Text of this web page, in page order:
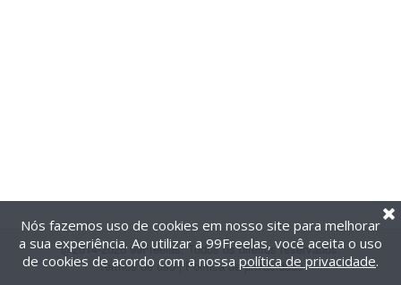
@2014-2026 99Freelas. Todos os direitos reservados.
Termos de uso| Política de privacidade
Nós fazemos uso de cookies em nosso site para melhorar
a sua experiência. Ao utilizar a 99Freelas, você aceita o uso
de cookies de acordo com a nossa política de privacidade.